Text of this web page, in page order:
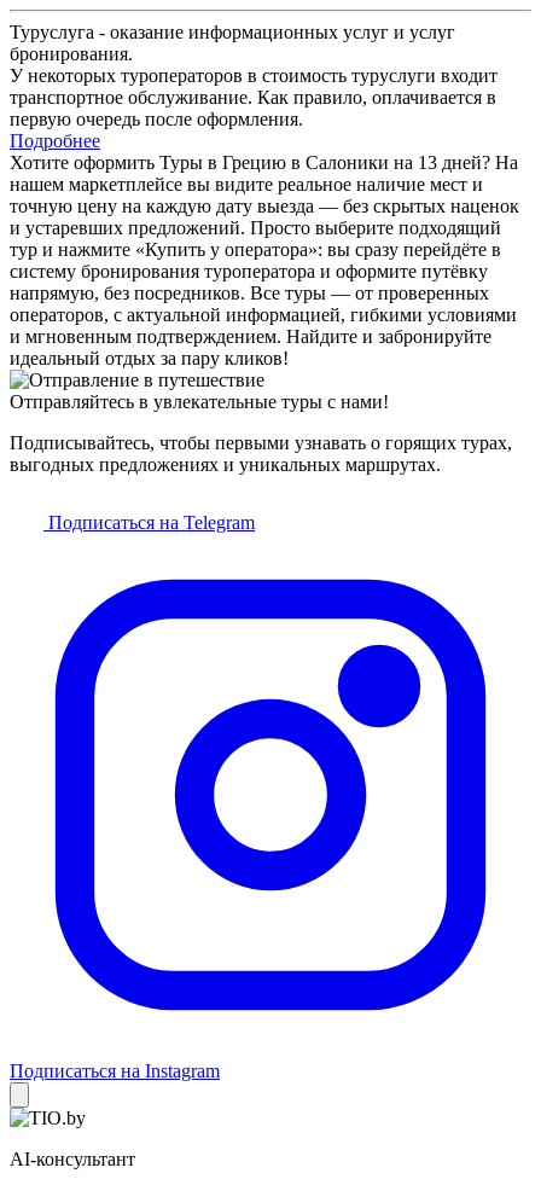
Туруслуга - оказание информационных услуг и услуг
бронирования.
У некоторых туроператоров в стоимость туруслуги входит
транспортное обслуживание. Как правило, оплачивается в
первую очередь после оформления.
Подробнее
Хотите оформить Туры в Грецию в Салоники на 13 дней? На
нашем маркетплейсе вы видите реальное наличие мест и
точную цену на каждую дату выезда — без скрытых наценок
и устаревших предложений. Просто выберите подходящий
тур и нажмите «Купить у оператора»: вы сразу перейдёте в
систему бронирования туроператора и оформите путёвку
напрямую, без посредников. Все туры — от проверенных
операторов, с актуальной информацией, гибкими условиями
и мгновенным подтверждением. Найдите и забронируйте
идеальный отдых за пару кликов!
Отправляйтесь в увлекательные туры с нами!
Подписывайтесь, чтобы первыми узнавать о горящих турах,
выгодных предложениях и уникальных маршрутах.
Подписаться на Telegram
Подписаться на Instagram
AI-консультант